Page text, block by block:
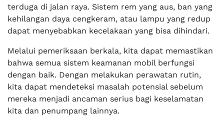
terduga di jalan raya. Sistem rem yang aus, ban yang
kehilangan daya cengkeram, atau lampu yang redup
dapat menyebabkan kecelakaan yang bisa dihindari.
Melalui pemeriksaan berkala, kita dapat memastikan
bahwa semua sistem keamanan mobil berfungsi
dengan baik. Dengan melakukan perawatan rutin,
kita dapat mendeteksi masalah potensial sebelum
mereka menjadi ancaman serius bagi keselamatan
kita dan penumpang lainnya.